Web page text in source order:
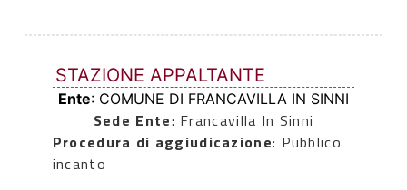
STAZIONE APPALTANTE
Ente: COMUNE DI FRANCAVILLA IN SINNI
Sede Ente: Francavilla In Sinni
Procedura di aggiudicazione: Pubblico
incanto